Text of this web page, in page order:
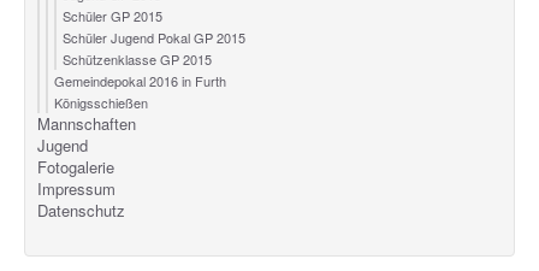
Schüler GP 2015
Schüler Jugend Pokal GP 2015
Schützenklasse GP 2015
Gemeindepokal 2016 in Furth
Königsschießen
Mannschaften
Jugend
Fotogalerie
Impressum
Datenschutz